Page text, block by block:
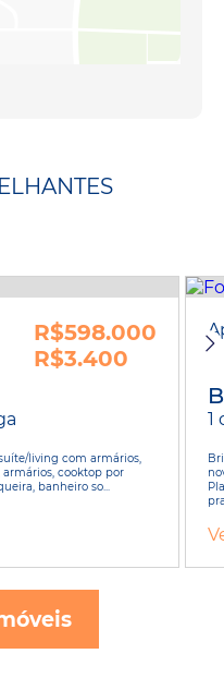
R$598.000
R$3.400
living com armários,
armários, cooktop por
banheiro so...
1